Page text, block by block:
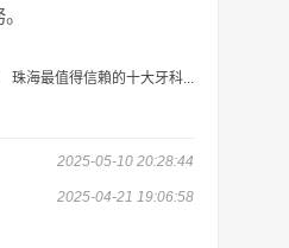
珠海最值得信賴的十大牙科...
2025-05-10 20:28:44
2025-04-21 19:06:58